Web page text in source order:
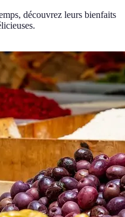
découvrez leurs bienfaits